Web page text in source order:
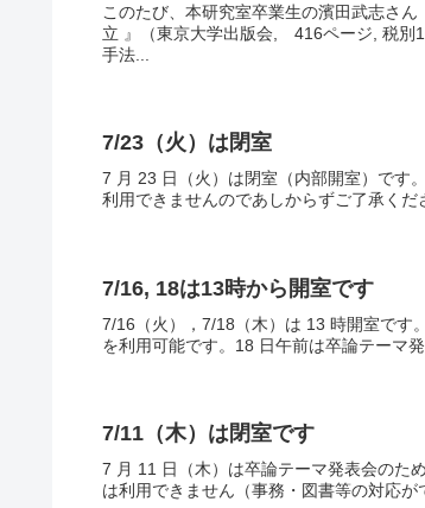
このたび、本研究室卒業生の濱田武志さ
立 』（東京大学出版会, 416ページ, 税別
手法...
7/23（火）は閉室
7 月 23 日（火）は閉室（内部開室）です
利用できませんのであしからずご了承くだ
7/16, 18は13時から開室です
7/16（火），7/18（木）は 13 時開室です
を利用可能です。18 日午前は卒論テーマ
7/11（木）は閉室です
7 月 11 日（木）は卒論テーマ発表会のた
は利用できません（事務・図書等の対応が